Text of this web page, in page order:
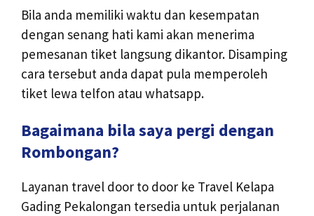
Bila anda memiliki waktu dan kesempatan
dengan senang hati kami akan menerima
pemesanan tiket langsung dikantor. Disamping
cara tersebut anda dapat pula memperoleh
tiket lewa telfon atau whatsapp.
Bagaimana bila saya pergi dengan
Rombongan?
Layanan travel door to door ke Travel Kelapa
Gading Pekalongan tersedia untuk perjalanan